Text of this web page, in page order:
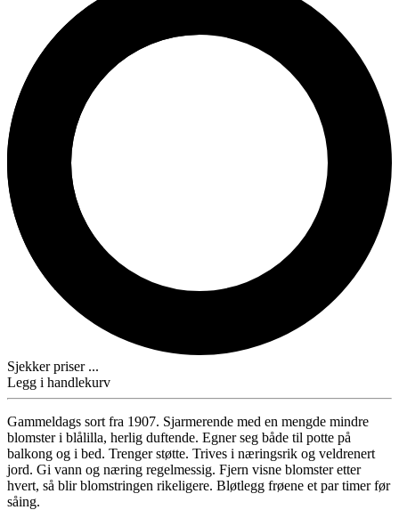
Sjekker priser ...
Legg i handlekurv
Gammeldags sort fra 1907. Sjarmerende med en mengde mindre
blomster i blålilla, herlig duftende. Egner seg både til potte på
balkong og i bed. Trenger støtte. Trives i næringsrik og veldrenert
jord. Gi vann og næring regelmessig. Fjern visne blomster etter
hvert, så blir blomstringen rikeligere. Bløtlegg frøene et par timer før
såing.